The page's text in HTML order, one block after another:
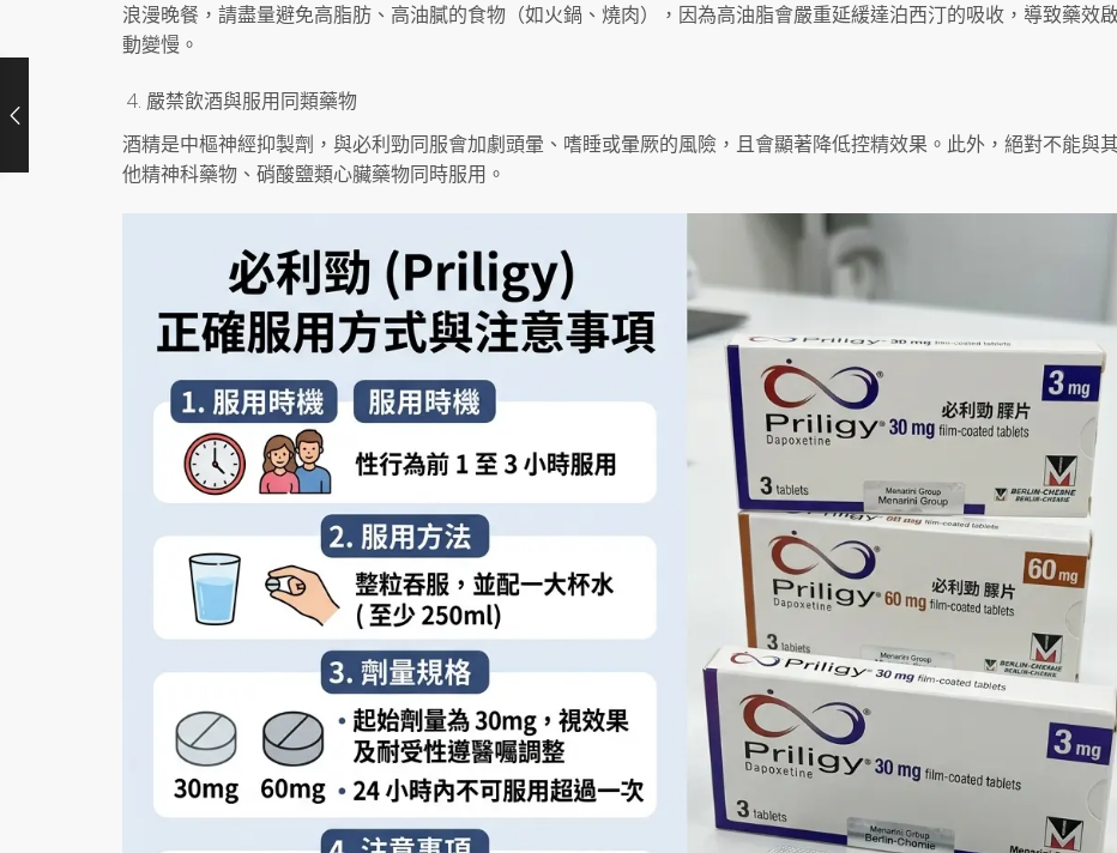
浪漫晚餐，請盡量避免高脂肪、高油膩的食物（如火鍋、燒肉），因為高油脂會嚴重延緩達泊西汀的吸收，導致藥效
動變慢。
嚴禁飲酒與服用同類藥物
酒精是中樞神經抑製劑，與必利勁同服會加劇頭暈、嗜睡或暈厥的風險，且會顯著降低控精效果。此外，絕對不能與其
他精神科藥物、硝酸鹽類心臟藥物同時服用。